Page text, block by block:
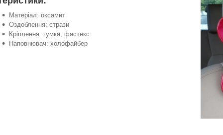
Матеріал: оксамит
Оздоблення: стрази
Кріплення: гумка, фастекс
Наповнювач: холофайбер